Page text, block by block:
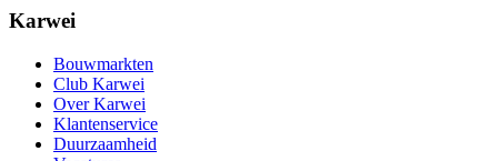
Karwei
Bouwmarkten
Club Karwei
Over Karwei
Klantenservice
Duurzaamheid